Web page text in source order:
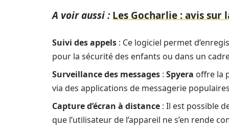
A voir aussi : Les Gocharlie : avis
Suivi des appels : Ce logiciel permet
pour la sécurité des enfants ou dans un
Surveillance des messages : Spyera offre la
via des applications de messagerie
Capture d’écran à distance : Il est possible
que l’utilisateur de l’appareil ne s’en rende